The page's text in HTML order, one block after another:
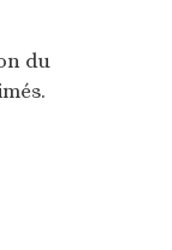
du